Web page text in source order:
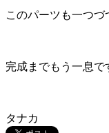
このパーツも一つづ
完成までもう一息で
タナカ